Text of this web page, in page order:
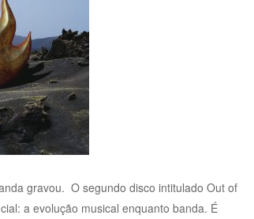
gravou. O segundo disco intitulado Out of
a evolução musical enquanto banda. É